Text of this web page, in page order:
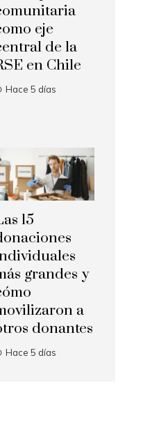
eje
de la
en Chile
Hace 5 días
15
grandes y
a
donantes
Hace 5 días